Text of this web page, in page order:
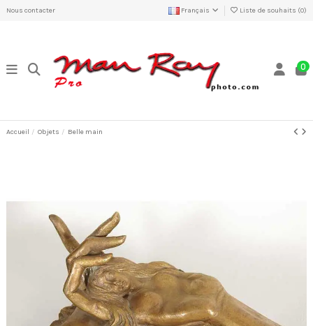
Nous contacter Français Liste de souhaits (0)
0
Accueil Objets Belle main